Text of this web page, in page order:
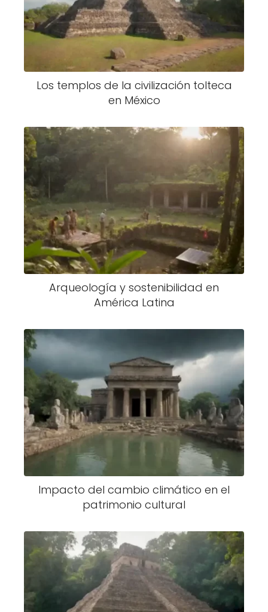
Los templos de la civilización tolteca
en México
Arqueología y sostenibilidad en
América Latina
Impacto del cambio climático en el
patrimonio cultural